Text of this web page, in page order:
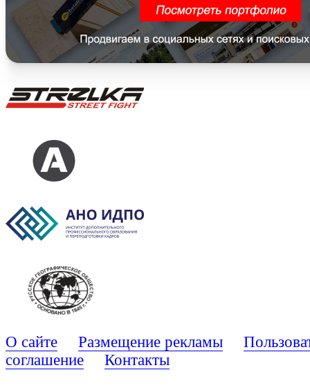
О сайте Размещение рекламы
соглашение
Контакты